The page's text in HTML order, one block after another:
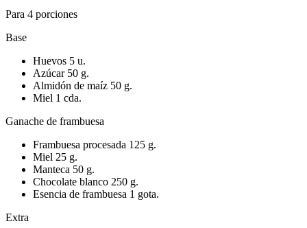
Para 4 porciones
Base
Huevos 5 u.
Azúcar 50 g.
Almidón de maíz 50 g.
Miel 1 cda.
Ganache de frambuesa
Frambuesa procesada 125 g.
Miel 25 g.
Manteca 50 g.
Chocolate blanco 250 g.
Esencia de frambuesa 1 gota.
Extra